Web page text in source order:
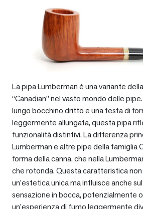
La pipa Lumberman è una variante
“Canadian” nel vasto mondo delle
lungo bocchino dritto e una testa di
leggermente allungata, questa pipa
funzionalità distintivi. La differenza
Lumberman e altre pipe della famiglia
forma della canna, che nella
che rotonda. Questa caratteristica
un’estetica unica ma influisce anche
sensazione in bocca, potenzialmente
un’esperienza di fumo leggermente